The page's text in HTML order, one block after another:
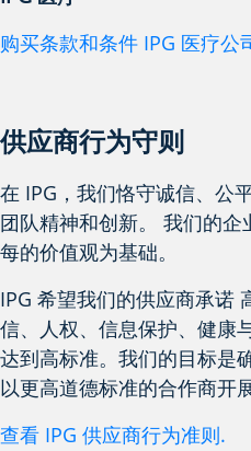
购买条款和条件 IPG 医疗公
供应商行为守则
在 IPG，我们恪守诚信、公
团队精神和创新。 我们的企
每的价值观为基础。
IPG 希望我们的供应商承诺
信、人权、信息保护、健康
达到高标准。我们的目标是
以更高道德标准的合作商开
查看 IPG 供应商行为准则.